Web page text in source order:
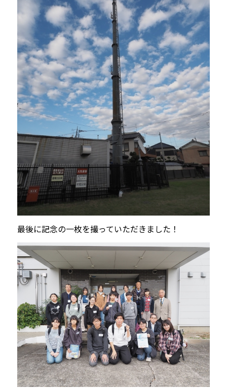
最後に記念の一枚を撮っていただきました！